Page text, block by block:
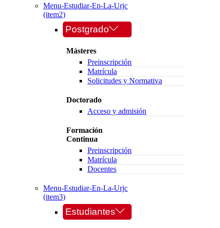
Menu-Estudiar-En-La-Urjc
(item2)
Postgrado
Másteres
Preinscripción
Matrícula
Solicitudes y Normativa
Doctorado
Acceso y admisión
Formación
Continua
Preinscripción
Matrícula
Docentes
Menu-Estudiar-En-La-Urjc
(item3)
Estudiantes